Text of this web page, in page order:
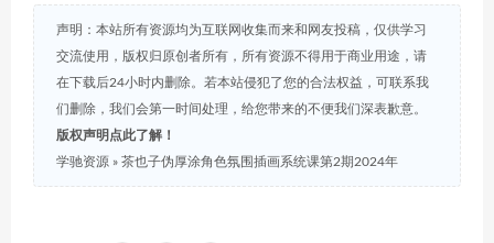
声明：本站所有资源均为互联网收集而来和网友投稿，仅供学习
交流使用，版权归原创者所有，所有资源不得用于商业用途，请
在下载后24小时内删除。若本站侵犯了您的合法权益，可联系我
们删除，我们会第一时间处理，给您带来的不便我们深表歉意。
版权声明点此了解！
学驰资源 » 茶也子伪厚涂角色氛围插画系统课第2期2024年